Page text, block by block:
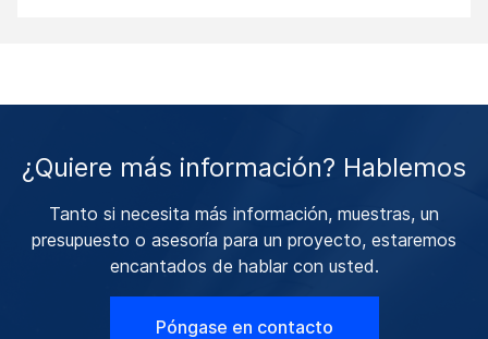
¿Quiere más información? Hablemos
Tanto si necesita más información, muestras, un
presupuesto o asesoría para un proyecto, estaremos
encantados de hablar con usted.
Póngase en contacto